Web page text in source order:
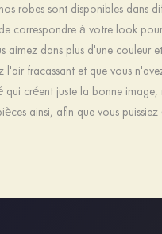
robes sont disponibles dans
correspondre à votre look
aimez dans plus d'une couleur et
fracassant et que vous
créent juste la bonne image,
ainsi, afin que vous puissiez